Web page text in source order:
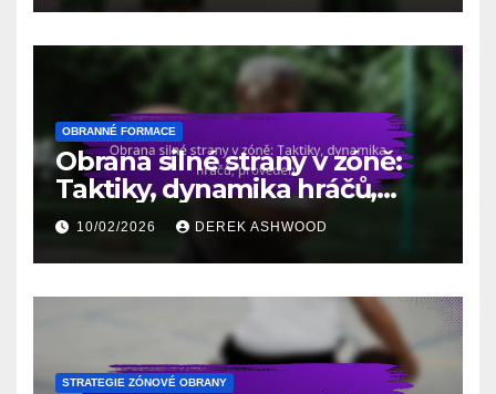
OBRANNÉ FORMACE
Obrana silné strany v zóně:
Taktiky, dynamika hráčů,
provedení
10/02/2026 DEREK ASHWOOD
STRATEGIE ZÓNOVÉ OBRANY